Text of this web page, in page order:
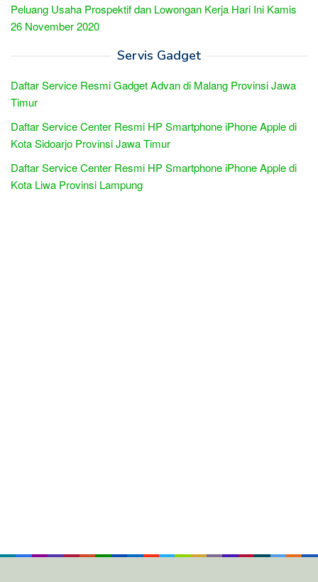
Peluang Usaha Prospektif dan Lowongan Kerja Hari Ini Kamis
26 November 2020
Servis Gadget
Daftar Service Resmi Gadget Advan di Malang Provinsi Jawa
Timur
Daftar Service Center Resmi HP Smartphone iPhone Apple di
Kota Sidoarjo Provinsi Jawa Timur
Daftar Service Center Resmi HP Smartphone iPhone Apple di
Kota Liwa Provinsi Lampung